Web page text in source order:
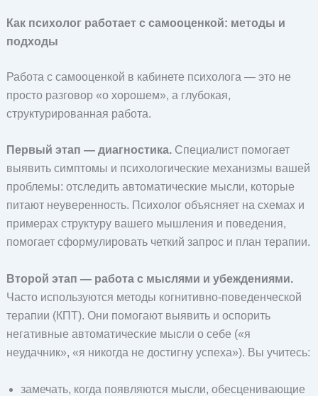
Как психолог работает с самооценкой: методы и
подходы
Работа с самооценкой в кабинете психолога — это не
просто разговор «о хорошем», а глубокая,
структурированная работа.
Первый этап — диагностика.Специалист помогает
выявить симптомы и психологические механизмы вашей
проблемы: отследить автоматические мысли, которые
питают неуверенность. Психолог объясняет на схемах и
примерах структуру вашего мышления и поведения,
помогает сформулировать четкий запрос и план терапии.
Второй этап — работа с мыслями и убеждениями.
Часто используются методы когнитивно-поведенческой
терапии (КПТ). Они помогают выявить и оспорить
негативные автоматические мысли о себе («я
неудачник», «я никогда не достигну успеха»). Вы учитесь:
замечать, когда появляются мысли, обесценивающие